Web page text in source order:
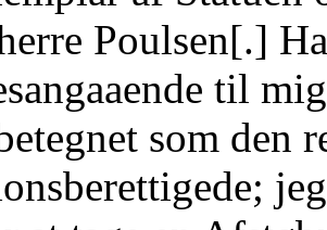
Poulsen[.]
til
som den